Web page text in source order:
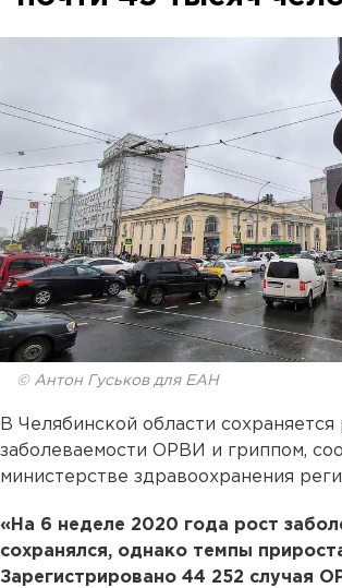
© Антон Гуськов для ЕАН
В Челябинской области сохраняется
заболеваемости ОРВИ и гриппом,
министерстве здравоохранения
«На 6 неделе 2020 года рост
сохранялся, однако темпы
Зарегистрировано 44 252 случая